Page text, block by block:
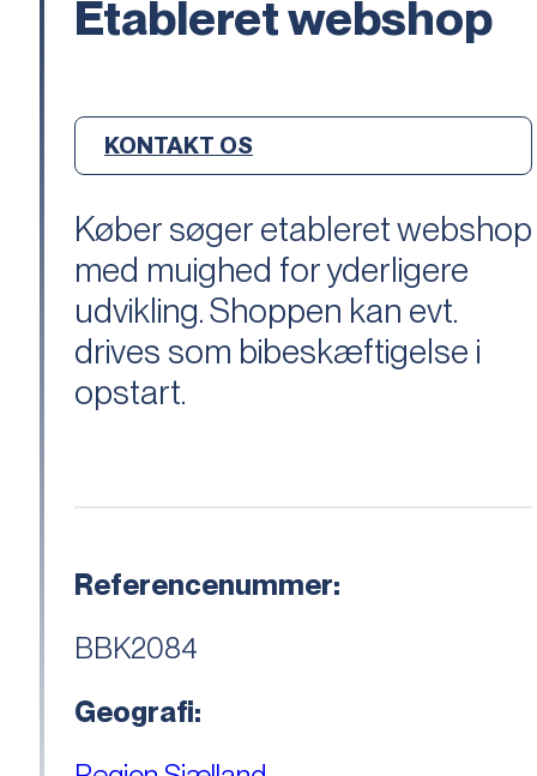
Etableret webshop
KONTAKT OS
Køber søger etableret webshop
med muighed for yderligere
udvikling. Shoppen kan evt.
drives som bibeskæftigelse i
opstart.
Referencenummer:
BBK2084
Geografi: